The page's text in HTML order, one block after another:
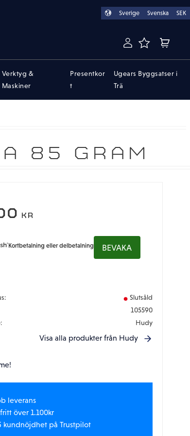
Sverige Svenska SEK
FAVORITER
Verktyg &
Maskiner
Presentkor
t
Ugears Byggsatser i
Trä
85 GRAM
KR
Kortbetalning eller delbetalning BEVAKA
Slutsåld
105590
Hudy
Visa alla produkter från Hudy
leverans
över 1.100kr
kundnöjdhet på Trustpilot